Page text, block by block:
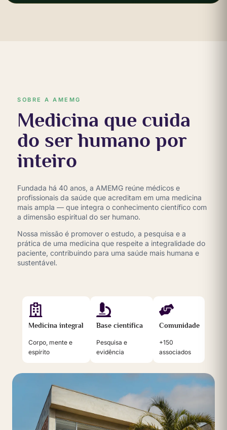
SOBRE A AMEMG
Medicina que cuida
do ser humano por
inteiro
Fundada há 40 anos, a AMEMG reúne médicos e
profissionais da saúde que acreditam em uma medicina
mais ampla — que integra o conhecimento científico com
a dimensão espiritual do ser humano.
Nossa missão é promover o estudo, a pesquisa e a
prática de uma medicina que respeite a integralidade do
paciente, contribuindo para uma saúde mais humana e
sustentável.
Medicina integral
Corpo, mente e
espírito
Base científica
Pesquisa e
evidência
Comunidade
+150
associados